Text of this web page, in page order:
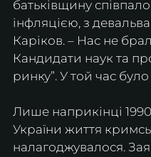
батьківщину
інфляцією, з
Каріков. – Нас не
Кандидати наук та
ринку”. У той час
Лише наприкінці
України життя
налагоджувалося.